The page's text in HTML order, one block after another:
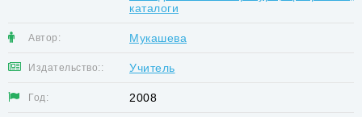
каталоги
Автор: Мукашева
Издательство:: Учитель
Год: 2008